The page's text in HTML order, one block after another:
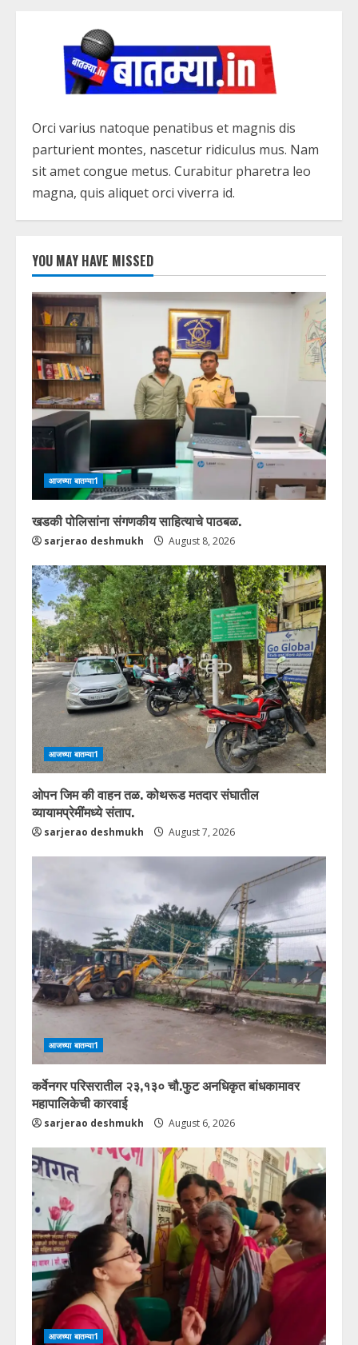
Orci varius natoque penatibus et magnis dis
parturient montes, nascetur ridiculus mus. Nam
sit amet congue metus. Curabitur pharetra leo
magna, quis aliquet orci viverra id.
YOU MAY HAVE MISSED
आजच्या बातम्या1
खडकी पोलिसांना संगणकीय साहित्याचे पाठबळ.
sarjerao deshmukh August 8, 2026
आजच्या बातम्या1
ओपन जिम की वाहन तळ. कोथरूड मतदार संघातील
व्यायामप्रेमींमध्ये संताप.
sarjerao deshmukh August 7, 2026
आजच्या बातम्या1
कर्वेनगर परिसरातील २३,१३० चौ.फुट अनधिकृत बांधकामावर
महापालिकेची कारवाई
sarjerao deshmukh August 6, 2026
आजच्या बातम्या1